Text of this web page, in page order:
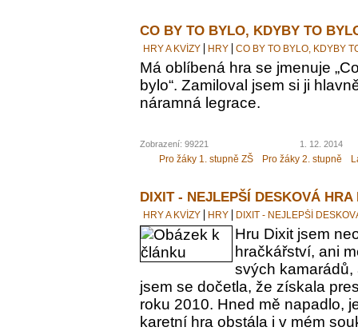
CO BY TO BYLO, KDYBY TO
HRY A KVÍZY HRY CO BY TO BYLO, KDYBY
Má oblíbená hra se jmenuje
bylo“. Zamiloval jsem si ji
náramná legrace.
Zobrazení: 99221 1. 12. 2014
Pro žáky 1. stupně ZŠ Pro žáky 2. stupně
DIXIT - NEJLEPŠÍ DESKOVÁ HRA
HRY A KVÍZY HRY DIXIT - NEJLEPŠÍ
Hru Dixit jsem
hračkářství, ani
svých kamarádů,
jsem se dočetla, že získala
roku 2010. Hned mě napadlo,
karetní hra obstála i v mém